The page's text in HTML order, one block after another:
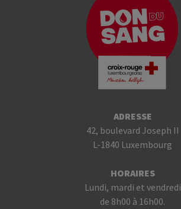
ADRESSE
42, boulevard Joseph II
L-1840 Luxembourg
HORAIRES
Lundi, mardi et vendredi
de 8h00 à 16h00.